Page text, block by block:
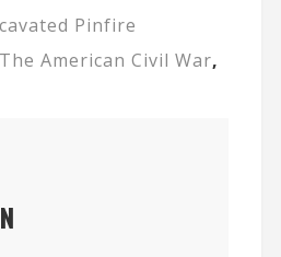
Pinfire
American Civil War,